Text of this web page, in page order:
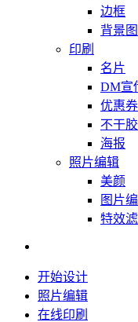
边框
背景
印刷
名片
DM宣
优惠券
不干胶
海报
照片编辑
美颜
图片
特效
开始设计
照片编辑
在线印刷